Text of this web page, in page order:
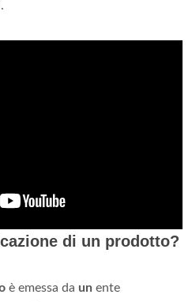
di un prodotto?
è emessa da un ente